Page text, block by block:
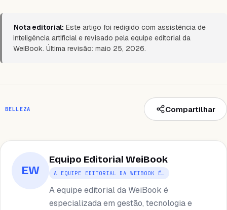
Nota editorial: Este artigo foi redigido com assistência de
inteligência artificial e revisado pela equipe editorial da
WeiBook. Última revisão: maio 25, 2026.
BELLEZA Compartilhar
EW
Equipo Editorial WeiBook
A EQUIPE EDITORIAL DA WEIBOOK É…
A equipe editorial da WeiBook é
especializada em gestão, tecnologia e